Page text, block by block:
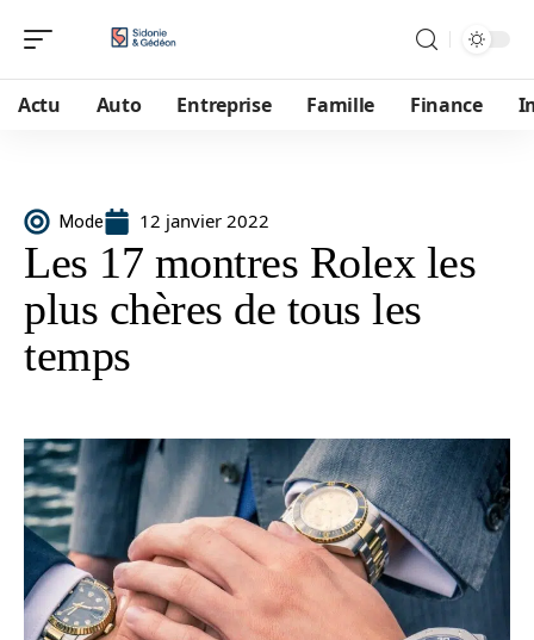
Actu Auto Entreprise Famille Finance
Mode 12 janvier 2022
Les 17 montres Rolex les
plus chères de tous les
temps